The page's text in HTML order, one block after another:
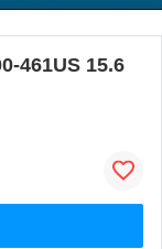
461US 15.6